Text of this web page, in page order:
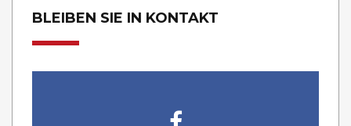
BLEIBEN SIE IN KONTAKT